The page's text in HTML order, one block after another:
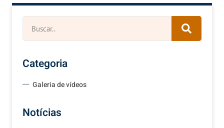
Categoria
Galeria de vídeos
Notícias